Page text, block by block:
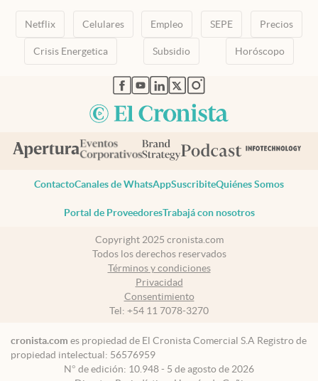
Netflix Celulares Empleo SEPE Precios
Crisis Energetica Subsidio Horóscopo
abre en nueva pestaña
abre en nueva pestaña
abre en nueva pestaña
abre en nueva pestaña
abre en nueva pestaña
ContactoCanales de WhatsAppSuscribiteQuiénes Somos
Portal de ProveedoresTrabajá con nosotros
Copyright 2025 cronista.com
Todos los derechos reservados
Términos y condiciones
Privacidad
Consentimiento
Tel: +54 11 7078-3270
cronista.com es propiedad de El Cronista Comercial S.A Registro de
propiedad intelectual: 56576959
N° de edición: 10.948 - 5 de agosto de 2026